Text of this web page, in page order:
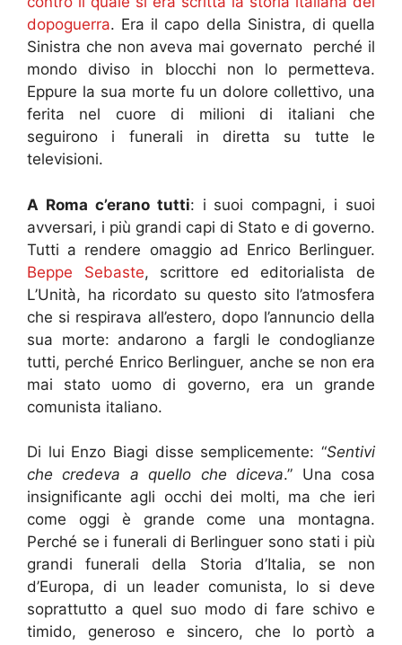
dopoguerra. Era il capo della Sinistra, di quella
Sinistra che non aveva mai governato perché il
mondo diviso in blocchi non lo permetteva.
Eppure la sua morte fu un dolore collettivo, una
ferita nel cuore di milioni di italiani che
seguirono i funerali in diretta su tutte le
televisioni.
A Roma c’erano tutti: i suoi compagni, i suoi
avversari, i più grandi capi di Stato e di governo.
Tutti a rendere omaggio ad Enrico Berlinguer.
Beppe Sebaste, scrittore ed editorialista de
L’Unità, ha ricordato su questo sito l’atmosfera
che si respirava all’estero, dopo l’annuncio della
sua morte: andarono a fargli le condoglianze
tutti, perché Enrico Berlinguer, anche se non era
mai stato uomo di governo, era un grande
comunista italiano.
Di lui Enzo Biagi disse semplicemente: “Sentivi
che credeva a quello che diceva.” Una cosa
insignificante agli occhi dei molti, ma che ieri
come oggi è grande come una montagna.
Perché se i funerali di Berlinguer sono stati i più
grandi funerali della Storia d’Italia, se non
d’Europa, di un leader comunista, lo si deve
soprattutto a quel suo modo di fare schivo e
timido, generoso e sincero, che lo portò a